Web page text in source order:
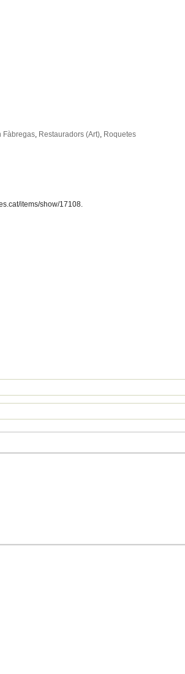
Fàbregas, Restauradors (Art), Roquetes
items/show/17108.